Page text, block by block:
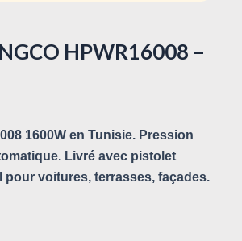
HPWR16008 –
1600W en Tunisie. Pression
Livré avec pistolet
pour voitures, terrasses, façades.